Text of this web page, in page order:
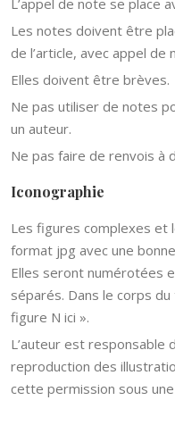
Les notes doivent être
de l’article, avec appel
Elles doivent être brèves.
Ne pas utiliser de notes
un auteur.
Ne pas faire de renvois à
Iconographie
Les figures complexes et
format jpg avec une
Elles seront numérotées
séparés. Dans le corps
figure N ici ».
L’auteur est responsable
reproduction des
cette permission sous